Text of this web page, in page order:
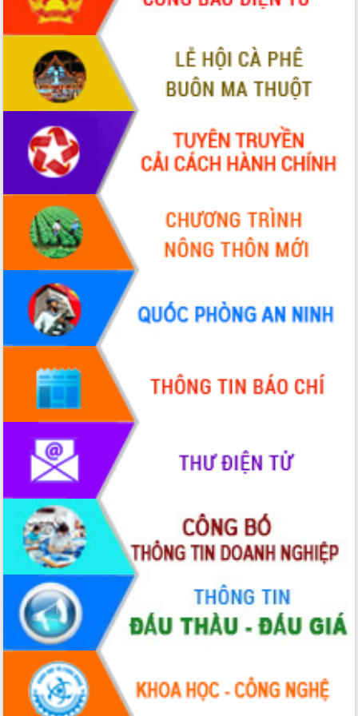
sầu riêng tại Đắk Lắk
Trình diễn nghệ thuật chế biến các
món ăn từ sầu riêng
Đắk Lắk công bố Quy hoạch và xúc
tiến đầu tư tỉnh
Ngành cá ngừ Đắk Lắk chủ động thích
ứng để giữ vững thị trường xuất khẩu
Diễn đàn Kinh tế tư nhân Việt Nam đột
phá cơ chế - Hợp tác công tư
Đề án 06 tạo bước ngoặt đột phá trong
cải cách hành chính tỉnh Đắk Lắk
Kết nối tour, đẩy mạnh chuyển đổi số
để phát triển du lịch Đắk Lắk
Khởi động Dự án Đầu tư xây dựng hạ
tầng kỹ thuật Cụm công nghiệp Tân
Tiến
Gặp mặt các cơ quan báo chí nhân Kỷ
niệm 101 năm Ngày Báo chí Cách
mạng Việt Nam
Đắk Lắk sơ kết 4 năm triển khai thực
hiện Đề án 06 của Chính phủ
Họp báo thông tin về Hội nghị Công bố
Quy hoạch và Xúc tiến đầu tư tỉnh Đắk
Khơi thông điểm nghẽn, đẩy nhanh
giải ngân vốn khắc phục thiên tai
HĐND tỉnh thông qua điều chỉnh Quy
hoạch tỉnh thời kỳ 2021-2030
Hội thảo góp ý hồ sơ điều chỉnh quy
hoạch tỉnh Đắk Lắk thời kỳ 2021-2030,
tầm nhìn đến năm 2050
Nâng cao hiệu quả hoạt động của các
doanh nghiệp nhà nước
Hội nghị triển khai kết nối mạng
truyền số liệu chuyên dùng phục vụ cơ
quan Đảng, Nhà nước
Lễ phát động chuỗi hoạt động chung
tay làm sạch môi trường
Xã Ea Kar bước chuyển mình trong
công tác cải cách hành chính mô hình